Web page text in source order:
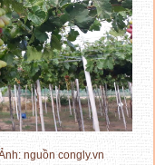
nguồn congly.vn